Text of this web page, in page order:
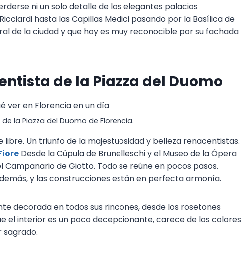
ni un solo detalle de los elegantes palacios
hasta las Capillas Medici pasando por la Basílica de
de la ciudad y que hoy es muy reconocible por su fachada
de la Piazza del Duomo
la Piazza del Duomo de Florencia.
libre. Un triunfo de la majestuosidad y belleza renacentistas.
Desde la Cúpula de Brunelleschi y el Museo de la Ópera
Campanario de Giotto. Todo se reúne en pocos pasos.
y las construcciones están en perfecta armonía.
decorada en todos sus rincones, desde los rosetones
el interior es un poco decepcionante, carece de los colores
sagrado.